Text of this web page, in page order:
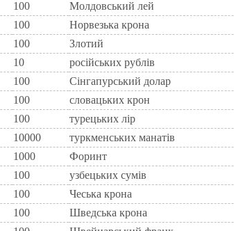
100 Молдовський лей
100 Норвезька крона
100 Злотий
10 російських рублів
100 Сінгапурський долар
100 словацьких крон
100 турецьких лір
10000 туркменських манатів
1000 Форинт
100 узбецьких сумів
100 Чеська крона
100 Шведська крона